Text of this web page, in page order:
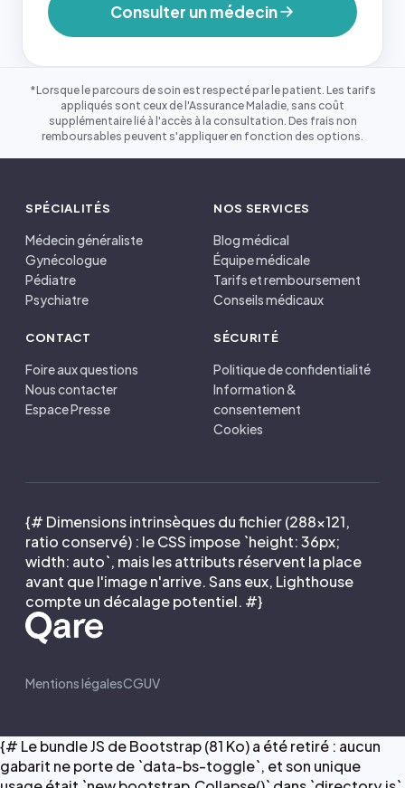
Consulter un médecin
*Lorsque le parcours de soin est respecté par le patient. Les tarifs
appliqués sont ceux de l'Assurance Maladie, sans coût
supplémentaire lié à l'accès à la consultation. Des frais non
remboursables peuvent s'appliquer en fonction des options.
SPÉCIALITÉS
Médecin généraliste
Gynécologue
Pédiatre
Psychiatre
NOS SERVICES
Blog médical
Équipe médicale
Tarifs et remboursement
Conseils médicaux
CONTACT
Foire aux questions
Nous contacter
Espace Presse
SÉCURITÉ
Politique de confidentialité
Information &
consentement
Cookies
{# Dimensions intrinsèques du fichier (288×121,
ratio conservé) : le CSS impose `height: 36px;
width: auto`, mais les attributs réservent la place
avant que l'image n'arrive. Sans eux, Lighthouse
compte un décalage potentiel. #}
Mentions légalesCGUV
{# Le bundle JS de Bootstrap (81 Ko) a été retiré : aucun
gabarit ne porte de `data-bs-toggle`, et son unique